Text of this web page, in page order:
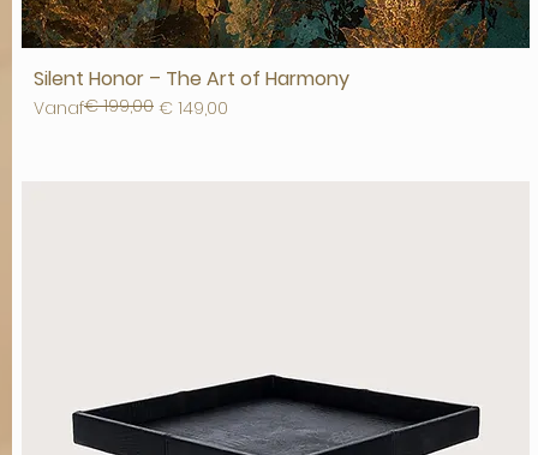
Silent Honor – The Art of Harmony
Vanaf
Normale prijs
€ 199,00 € 149,00
Verkoopprijs